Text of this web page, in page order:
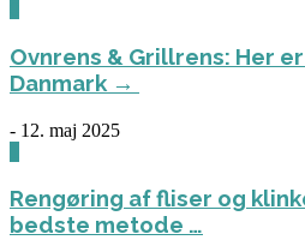
Ovnrens & Grillrens: Her
Danmark →
- 12. maj 2025
Rengøring af fliser og
bedste metode …